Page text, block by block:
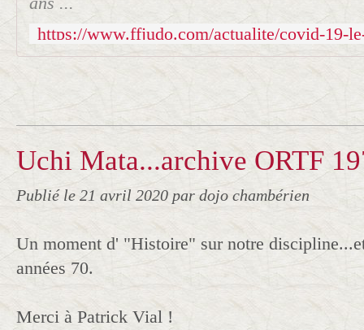
Uchi Mata...archive ORTF
Publié le 21 avril 2020 par dojo chambérien
Un moment d' "Histoire" sur notre
années 70.
Merci à Patrick Vial !